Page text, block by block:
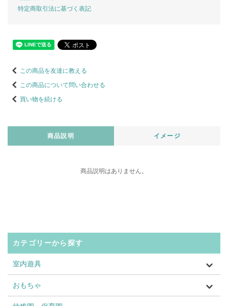
特定商取引法に基づく表記
この商品を友達に教える
この商品について問い合わせる
買い物を続ける
商品説明 イメージ
商品説明はありません。
カテゴリーから探す
室内遊具
おもちゃ